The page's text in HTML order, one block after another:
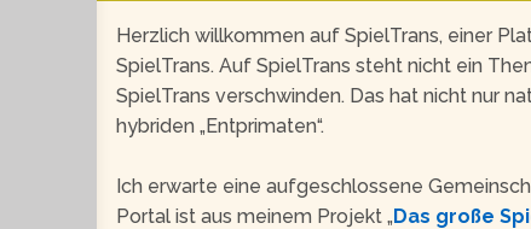
Herzlich willkommen auf SpielTrans, einer
SpielTrans. Auf SpielTrans steht nicht ein
SpielTrans verschwinden. Das hat nicht nur
hybriden „Entprimaten“.
Ich erwarte eine aufgeschlossene
Portal ist aus meinem Projekt „Das große